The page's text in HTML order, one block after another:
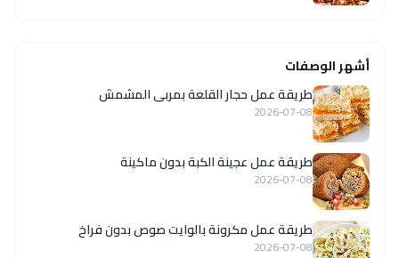
أشهر الوصفات
طريقة عمل حجار القلعة بمربى المشمش
2026-07-08
طريقة عمل عجينة الكبة بدون ماكينة
2026-07-08
طريقة عمل مكرونة بالوايت صوص بدون فراخ
2026-07-08